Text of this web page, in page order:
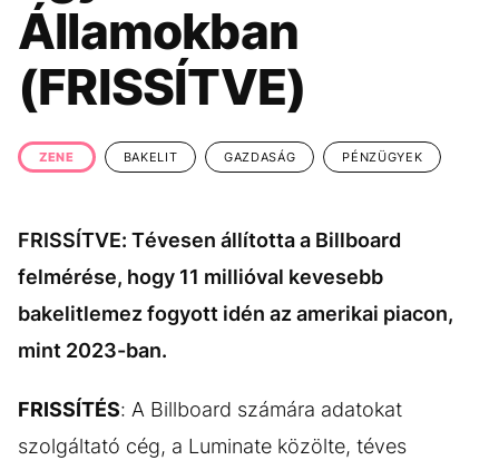
KÖZÉLET
ÉLETMÓD DESIGN
BESZÉLGETÉSEK ARCOK
VIDEÓ TÖRTÉNETEK
Államokban
(FRISSÍTVE)
ZENE BAKELIT GAZDASÁG PÉNZÜGYEK
FRISSÍTVE: Tévesen állította a Billboard
felmérése, hogy 11 millióval kevesebb
bakelitlemez fogyott idén az amerikai piacon,
mint 2023-ban.
FRISSÍTÉS: A Billboard számára adatokat
szolgáltató cég, a Luminate közölte, téves